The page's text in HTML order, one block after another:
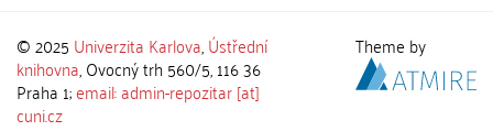
© 2025 Univerzita Karlova,Ústřední
knihovna, Ovocný trh 560/5, 116 36
Praha 1;email: admin-repozitar [at]
cuni.cz
Theme by